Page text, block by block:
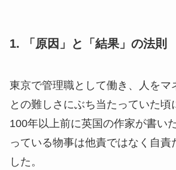
1. 「原因」と「結果」の法則
東京で管理職として働き、人をマ
との難しさにぶち当たっていた頃
100年以上前に英国の作家が書い
っている物事は他責ではなく自責
した。